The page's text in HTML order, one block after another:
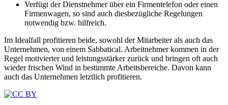
Verfügt der Dienstnehmer über ein Firmentelefon oder einen
Firmenwagen, so sind auch diesbezügliche Regelungen
notwendig bzw. hilfreich.
Im Idealfall profitieren beide, sowohl der Mitarbeiter als auch das
Unternehmen, von einem Sabbatical. Arbeitnehmer kommen in der
Regel motivierter und leistungsstärker zurück und bringen oft auch
wieder frischen Wind in bestimmte Arbeitsbereiche. Davon kann
auch das Unternehmen letztlich profitieren.